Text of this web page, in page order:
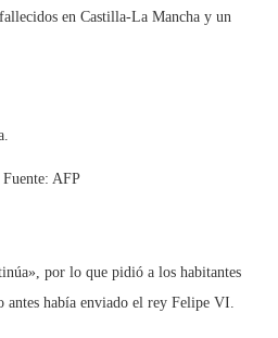
en Castilla-La Mancha y un
Fuente: AFP
por lo que pidió a los habitantes
antes había enviado el rey Felipe VI.